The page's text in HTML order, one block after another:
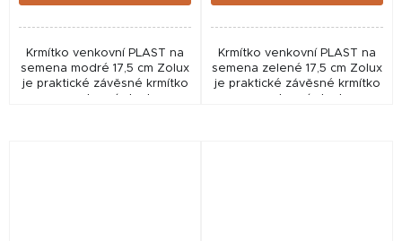
Krmítko venkovní PLAST na
semena modré 17,5 cm Zolux
je praktické závěsné krmítko
Krmítko venkovní PLAST na
semena zelené 17,5 cm Zolux
je praktické závěsné krmítko